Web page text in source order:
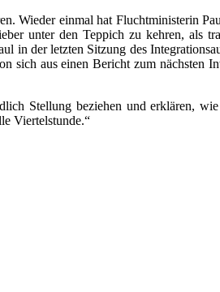
Wieder einmal hat Fluchtministerin
unter den Teppich zu kehren, als
in der letzten Sitzung des
aus einen Bericht zum nächsten
Stellung beziehen und erklären,
Viertelstunde.“